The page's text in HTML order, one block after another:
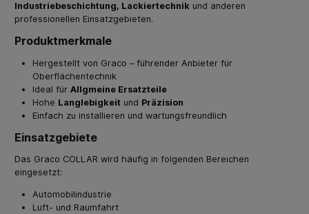
Industriebeschichtung, Lackiertechnik und anderen
professionellen Einsatzgebieten.
Produktmerkmale
Hergestellt von Graco – führender Anbieter für
Oberflächentechnik
Ideal für Allgmeine Ersatzteile
Hohe Langlebigkeitund Präzision
Einfach zu installieren und wartungsfreundlich
Einsatzgebiete
Das Graco COLLAR wird häufig in folgenden Bereichen
eingesetzt:
Automobilindustrie
Luft- und Raumfahrt